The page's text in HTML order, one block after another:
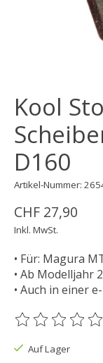
Kool
D160
Artikel-Nummer:
CHF 27,90
Inkl. MwSt.
• Für: Magura
• Ab Modelljahr
• Auch in einer
Die Bewertung
Auf Lager